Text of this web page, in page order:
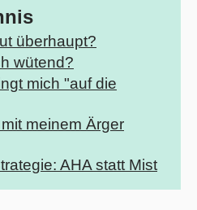
überhaupt?
wütend?
mich "auf die
meinem Ärger
AHA statt Mist